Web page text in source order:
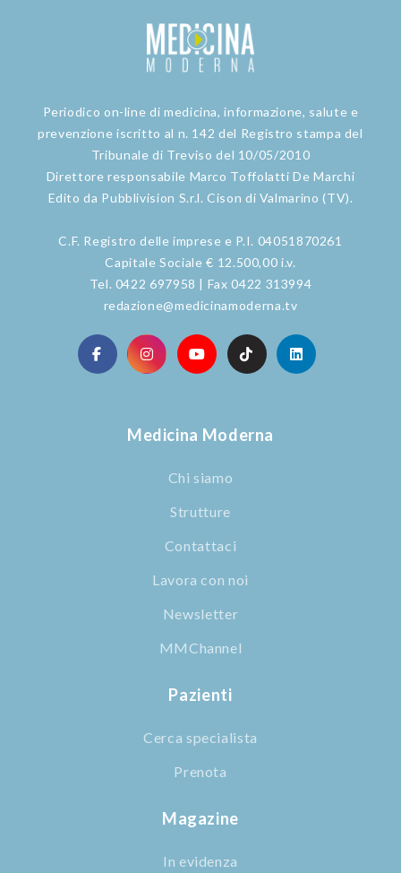
Periodico on-line di medicina, informazione, salute e
prevenzione iscritto al n. 142 del Registro stampa del
Tribunale di Treviso del 10/05/2010
Direttore responsabile Marco Toffolatti De Marchi
Edito da Pubblivision S.r.l. Cison di Valmarino (TV).
C.F. Registro delle imprese e P.I. 04051870261
Capitale Sociale € 12.500,00 i.v.
Tel. 0422 697958 | Fax 0422 313994
redazione@medicinamoderna.tv
Medicina Moderna
Chi siamo
Strutture
Contattaci
Lavora con noi
Newsletter
MMChannel
Pazienti
Cerca specialista
Prenota
Magazine
In evidenza